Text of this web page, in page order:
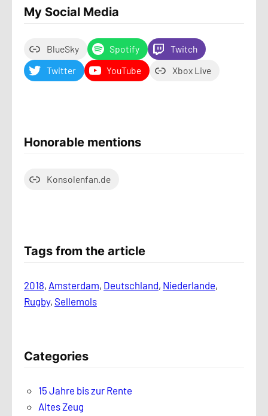
My Social Media
BlueSky Spotify
Twitch
Twitter
YouTube Xbox Live
Honorable mentions
Konsolenfan.de
Tags from the article
2018, Amsterdam, Deutschland, Niederlande
Rugby, Sellemols
Categories
15 Jahre bis zur Rente
Altes Zeug